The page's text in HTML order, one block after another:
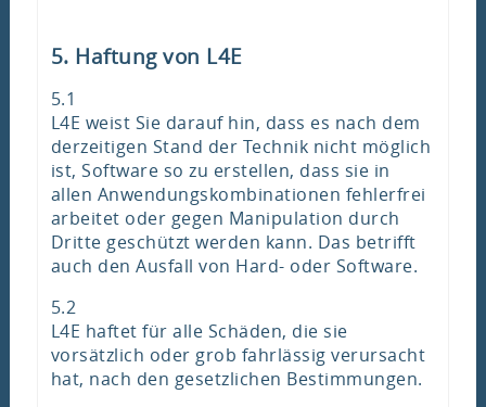
5. Haftung von L4E
5.1
L4E weist Sie darauf hin, dass es nach dem
derzeitigen Stand der Technik nicht möglich
ist, Software so zu erstellen, dass sie in
allen Anwendungskombinationen fehlerfrei
arbeitet oder gegen Manipulation durch
Dritte geschützt werden kann. Das betrifft
auch den Ausfall von Hard- oder Software.
5.2
L4E haftet für alle Schäden, die sie
vorsätzlich oder grob fahrlässig verursacht
hat, nach den gesetzlichen Bestimmungen.